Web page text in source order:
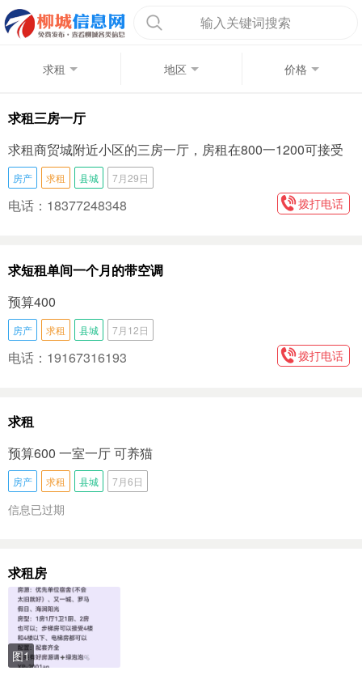
输入关键词搜索
求租 地区 价格
求租三房一厅
求租商贸城附近小区的三房一厅，房租在800一1200可接受
房产 求租 县城 7月29日
电话：18377248348 拨打电话
求短租单间一个月的带空调
预算400
房产 求租 县城 7月12日
电话：19167316193 拨打电话
求租
预算600 一室一厅 可养猫
房产 求租 县城 7月6日
信息已过期
求租房
图1